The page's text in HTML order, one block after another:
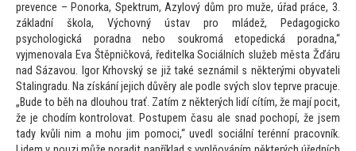
prevence – Ponorka, Spektrum, Azylový dům pro muže, úřad práce, 3.
základní škola, Výchovný ústav pro mládež, Pedagogicko
psychologická poradna nebo soukromá etopedická poradna,“
vyjmenovala Eva Štěpničková, ředitelka Sociálních služeb města Žďáru
nad Sázavou. Igor Krhovský se již také seznámil s některými obyvateli
Stalingradu. Na získání jejich důvěry ale podle svých slov teprve pracuje.
„Budeto běh na dlouhou trať. Zatím z některých lidí cítím, že mají pocit,
že je chodím kontrolovat. Postupem času ale snad pochopí, že jsem
tady kvůli nim a mohu jim pomoci,“ uvedl sociální terénní pracovník.